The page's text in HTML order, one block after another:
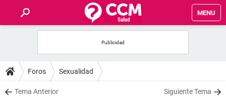
MENU
FOROS
SALUD
Foros Sexualidad
Tema Anterior Siguiente Tema